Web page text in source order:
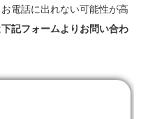
お電話に出れない可能性が高
下記フォームよりお問い合わ